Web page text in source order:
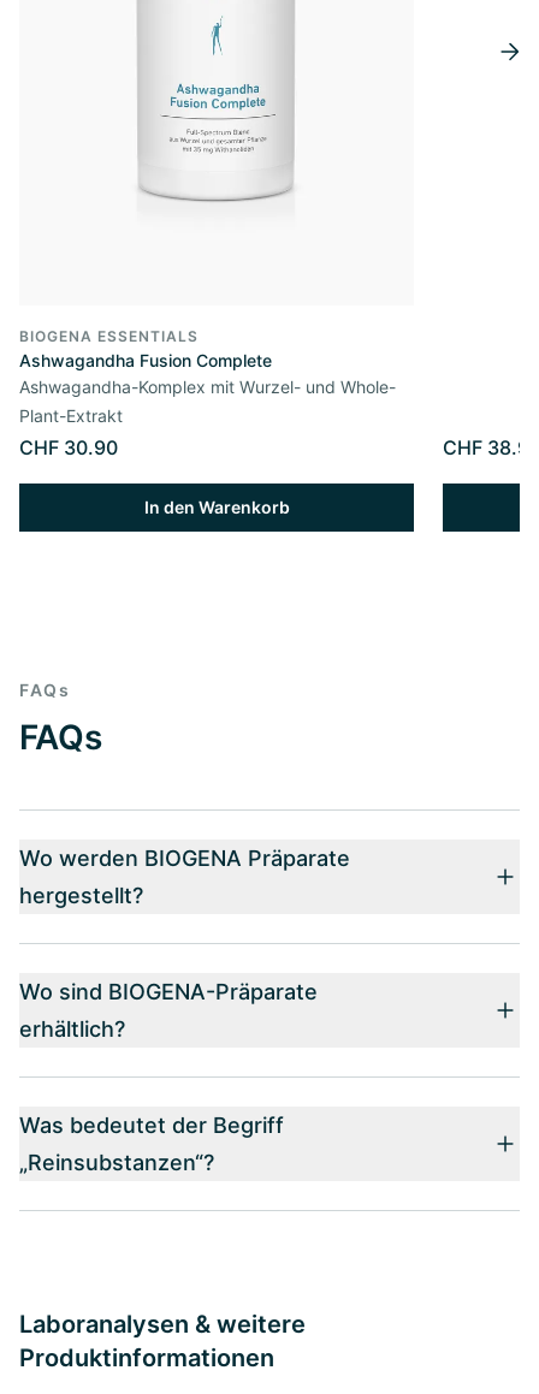
BIOGENA ESSENTIALS
Ashwagandha Fusion Complete
Ashwagandha-Komplex mit Wurzel- und Whole-
Plant-Extrakt
CHF 30.90
In den Warenkorb
CHF
FAQs
FAQs
Wo werden BIOGENA Präparate
hergestellt?
Wo sind BIOGENA-Präparate
erhältlich?
Was bedeutet der Begriff
„Reinsubstanzen“?
Laboranalysen & weitere
Produktinformationen